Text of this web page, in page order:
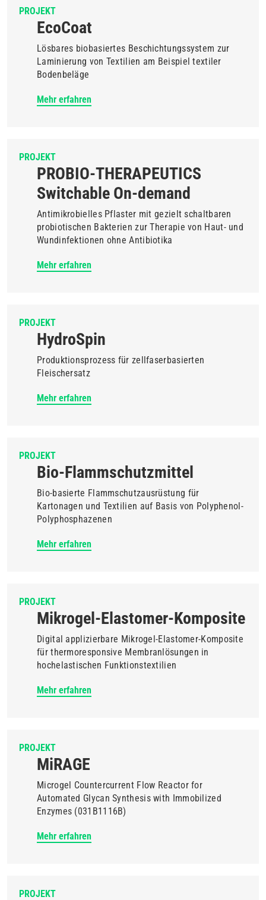
PROJEKT
EcoCoat
Lösbares biobasiertes Beschichtungssystem zur
Laminierung von Textilien am Beispiel textiler
Bodenbeläge
Mehr erfahren
PROJEKT
PROBIO-THERAPEUTICS
Switchable On-demand
Antimikrobielles Pflaster mit gezielt schaltbaren
probiotischen Bakterien zur Therapie von Haut- und
Wundinfektionen ohne Antibiotika
Mehr erfahren
PROJEKT
HydroSpin
Produktionsprozess für zellfaserbasierten
Fleischersatz
Mehr erfahren
PROJEKT
Bio-Flammschutzmittel
Bio-basierte Flammschutzausrüstung für
Kartonagen und Textilien auf Basis von Polyphenol-
Polyphosphazenen
Mehr erfahren
PROJEKT
Mikrogel-Elastomer-Komposite
Digital applizierbare Mikrogel-Elastomer-Komposite
für thermoresponsive Membranlösungen in
hochelastischen Funktionstextilien
Mehr erfahren
PROJEKT
MiRAGE
Microgel Countercurrent Flow Reactor for
Automated Glycan Synthesis with Immobilized
Enzymes (031B1116B)
Mehr erfahren
PROJEKT